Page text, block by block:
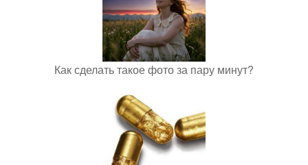
Как сделать такое фото за пару минут?